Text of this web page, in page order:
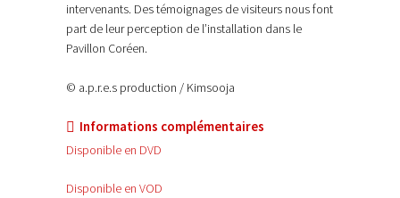
intervenants. Des témoignages de visiteurs nous font
part de leur perception de l’installation dans le
Pavillon Coréen.
© a.p.r.e.s production / Kimsooja
Informations complémentaires
Disponible en DVD
Disponible en VOD